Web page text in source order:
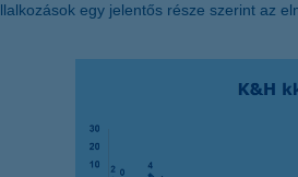
egy jelentős része szerint az